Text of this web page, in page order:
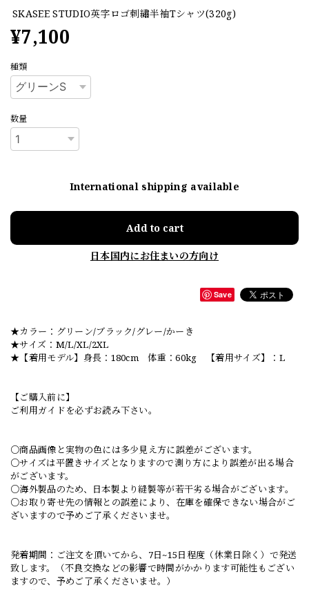
SKASEE STUDIO​英字ロゴ刺繡半袖Tシャツ(320g)
¥7,100
種類
数量
International shipping available
Add to cart
日本国内にお住まいの方向け
Save
★カラー：グリーン/ブラック/グレー/かーき
★サイズ：M/L/XL/2XL
★【着用モデル】身長：180cm 体重：60kg 【着用サイズ】：L
【ご購入前に】
ご利用ガイドを必ずお読み下さい。
○商品画像と実物の色には多少見え方に誤差がございます。
○サイズは平置きサイズとなりますので測り方により誤差が出る場合
がございます。
○海外製品のため、日本製より縫製等が若干劣る場合がございます。
○お取り寄せ先の情報との誤差により、在庫を確保できない場合がご
ざいますので予めご了承くださいませ。
発着期間：ご注文を頂いてから、7日~15日程度（休業日除く）で発送
致します。（不良交換などの影響で時間がかかります可能性もござい
ますので、予めご了承くださいませ。）